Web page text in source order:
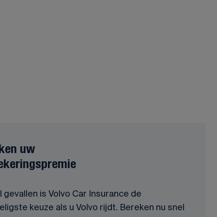
uw
gevallen is Volvo Car Insurance de
keuze als u Volvo rijdt. Bereken nu snel